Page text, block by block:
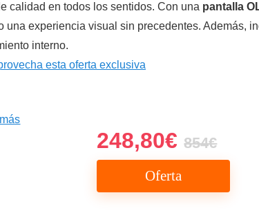
calidad en todos los sentidos. Con una pantalla
experiencia visual sin precedentes. Además,
interno.
esta oferta exclusiva
248,80€854€
Oferta